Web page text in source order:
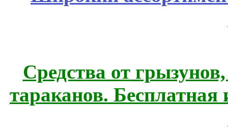
Средства от
тараканов.